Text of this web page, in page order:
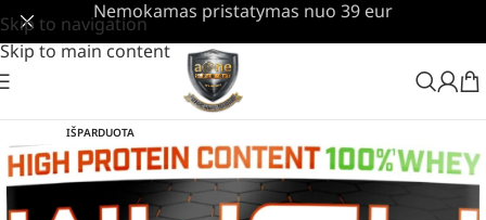
Skip to navigation
Skip to main content
Nemokamas pristatymas nuo 39 eur
IŠPARDUOTA